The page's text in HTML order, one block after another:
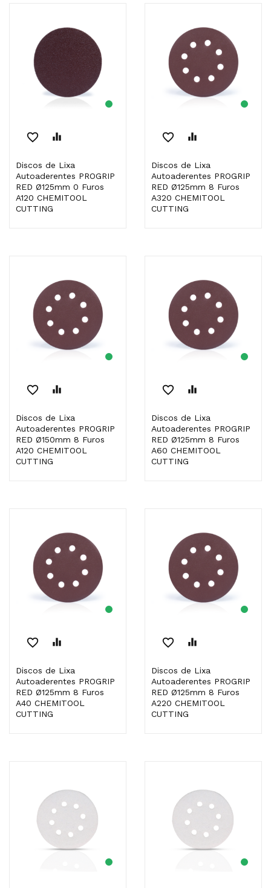
favorite_border equalizer
Discos de Lixa
Autoaderentes PROGRIP
RED Ø125mm 0 Furos
A120 CHEMITOOL
CUTTING
favorite_border equalizer
Discos de Lixa
Autoaderentes PROGRIP
RED Ø125mm 8 Furos
A320 CHEMITOOL
CUTTING
favorite_border equalizer
Discos de Lixa
Autoaderentes PROGRIP
RED Ø150mm 8 Furos
A120 CHEMITOOL
CUTTING
favorite_border equalizer
Discos de Lixa
Autoaderentes PROGRIP
RED Ø125mm 8 Furos
A60 CHEMITOOL
CUTTING
favorite_border equalizer
Discos de Lixa
Autoaderentes PROGRIP
RED Ø125mm 8 Furos
A40 CHEMITOOL
CUTTING
favorite_border equalizer
Discos de Lixa
Autoaderentes PROGRIP
RED Ø125mm 8 Furos
A220 CHEMITOOL
CUTTING